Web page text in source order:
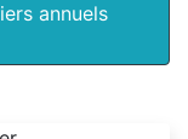
annuels